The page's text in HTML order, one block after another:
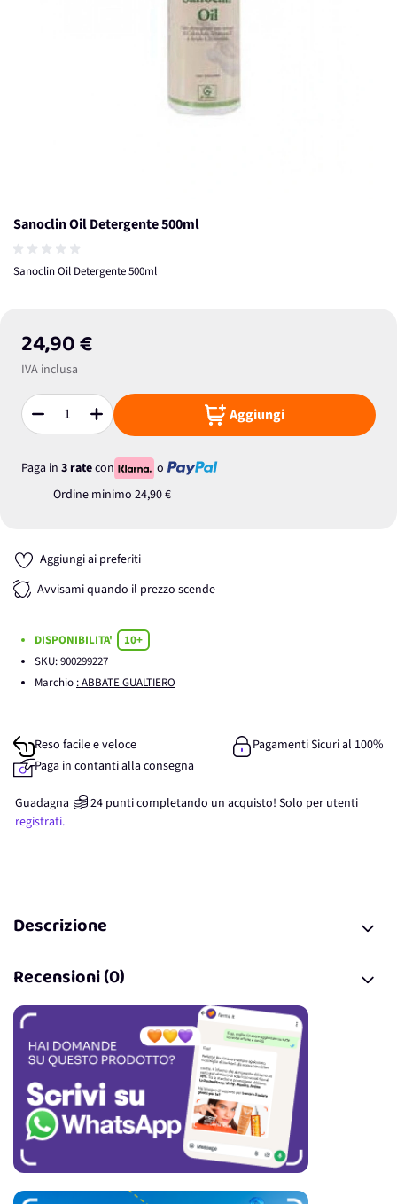
Sanoclin Oil Detergente 500ml
Sanoclin Oil Detergente 500ml
24,90 €
IVA inclusa
Quantità Aggiungi
Paga in 3 ratecon
o
Ordine minimo 24,90 €
Aggiungi ai preferiti
Avvisami quando il prezzo scende
DISPONIBILITA'
10+
SKU:900299227
Marchio : ABBATE GUALTIERO
Reso facile e veloce
Pagamenti Sicuri al 100%
Paga in contanti alla consegna
Guadagna 24 punticompletando un acquisto! Solo per utenti
registrati.
Descrizione
Recensioni (0)